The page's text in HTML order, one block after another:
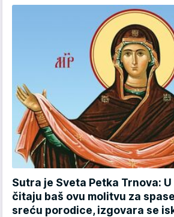
Sutra je Sveta Petka Trnova:
čitaju baš ovu molitvu za
sreću porodice, izgovara se